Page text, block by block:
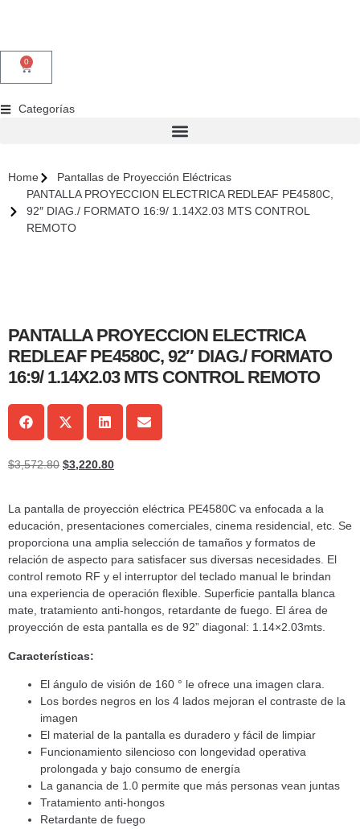
0
Categorías
Home
Pantallas de Proyección Eléctricas
PANTALLA PROYECCION ELECTRICA REDLEAF PE4580C,
92″ DIAG./ FORMATO 16:9/ 1.14X2.03 MTS CONTROL
REMOTO
PANTALLA PROYECCION ELECTRICA
REDLEAF PE4580C, 92″ DIAG./ FORMATO
16:9/ 1.14X2.03 MTS CONTROL REMOTO
$3,572.80 $3,220.80
La pantalla de proyección eléctrica PE4580C va enfocada a la
educación, presentaciones comerciales, cinema residencial, etc. Se
proporciona una amplia selección de tamaños y formatos de
relación de aspecto para satisfacer sus diversas necesidades. El
control remoto RF y el interruptor del teclado manual le brindan
una experiencia de operación flexible. Superficie pantalla blanca
mate, tratamiento anti-hongos, retardante de fuego. El área de
proyección de esta pantalla es de 92” diagonal: 1.14×2.03mts.
Características:
El ángulo de visión de 160 ° le ofrece una imagen clara.
Los bordes negros en los 4 lados mejoran el contraste de la
imagen
El material de la pantalla es duradero y fácil de limpiar
Funcionamiento silencioso con longevidad operativa
prolongada y bajo consumo de energía
La ganancia de 1.0 permite que más personas vean juntas
Tratamiento anti-hongos
Retardante de fuego